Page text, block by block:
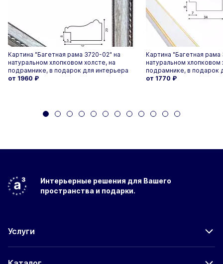
Картина "Багетная рама 3720-02" на
натуральном хлопковом холсте, на
подрамнике, в подарок для интерьера
от 1960 ₽
Картина "Багетная
натуральном хлопковом
подрамнике, в подарок
от 1770 ₽
Интерьерные решения для Вашего
пространства и подарки.
Услуги